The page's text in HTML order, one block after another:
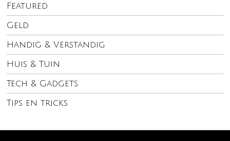
Featured
Geld
Handig & Verstandig
Huis & Tuin
Tech & Gadgets
Tips en tricks